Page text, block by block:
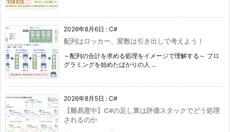
2026年8月6日 : C#
配列はロッカー、変数は引き出しで考えよう！
～配列の合計を求める処理をイメージで理解する～ プロ
グラミングを始めたばかりの人 ...
2026年8月5日 : C#
【難易度中】C#の足し算は評価スタックでどう処理
されるのか